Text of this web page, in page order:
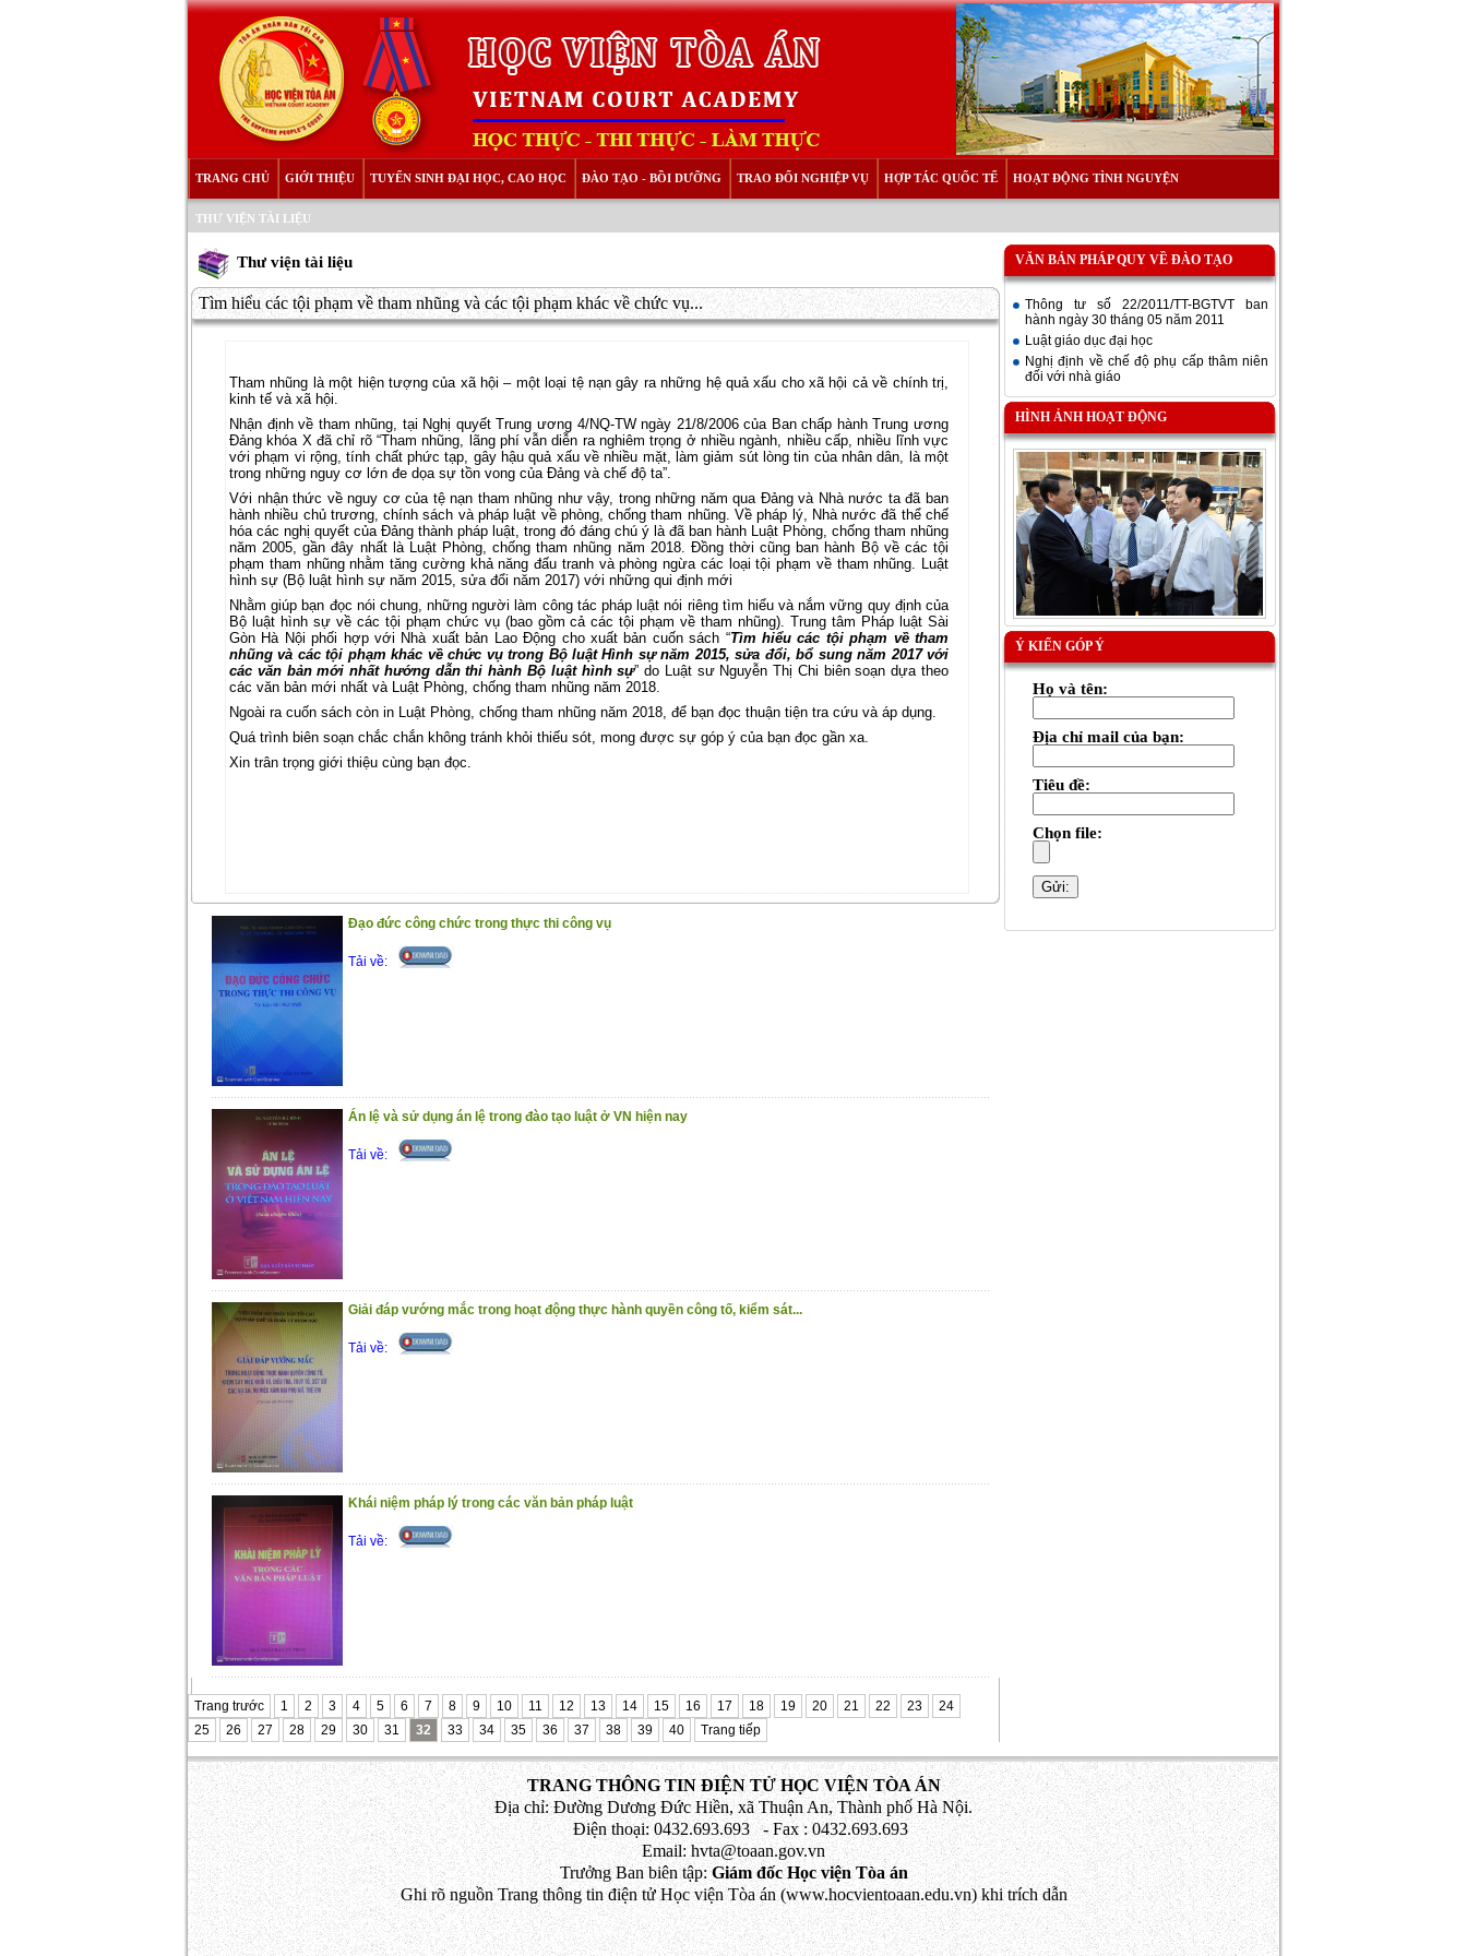
TRANG CHỦ GIỚI THIỆU TUYỂN SINH ĐẠI HỌC, CAO HỌC ĐÀO TẠO - BỒI DƯỠNG TRAO ĐỔI NGHIỆP VỤ HỢP TÁC QUỐC TẾ HOẠT ĐỘNG TÌNH NGUYỆN
THƯ VIỆN TÀI LIỆU
Thư viện tài liệu
Tìm hiểu các tội phạm về tham nhũng và các tội phạm khác về chức vụ...
Tham nhũng là một hiện tượng của xã hội – một loại tệ nạn gây ra những hệ quả xấu cho xã hội cả về chính trị,
kinh tế và xã hội.
Nhận định về tham nhũng, tại Nghị quyết Trung ương 4/NQ-TW ngày 21/8/2006 của Ban chấp hành Trung ương
Đảng khóa X đã chỉ rõ “Tham nhũng, lãng phí vẫn diễn ra nghiêm trọng ở nhiều ngành, nhiều cấp, nhiều lĩnh vực
với phạm vi rộng, tính chất phức tạp, gây hậu quả xấu về nhiều mặt, làm giảm sút lòng tin của nhân dân, là một
trong những nguy cơ lớn đe dọa sự tồn vong của Đảng và chế độ ta”.
Với nhận thức về nguy cơ của tệ nạn tham nhũng như vậy, trong những năm qua Đảng và Nhà nước ta đã ban
hành nhiều chủ trương, chính sách và pháp luật về phòng, chống tham nhũng. Về pháp lý, Nhà nước đã thể chế
hóa các nghị quyết của Đảng thành pháp luật, trong đó đáng chú ý là đã ban hành Luật Phòng, chống tham nhũng
năm 2005, gần đây nhất là Luật Phòng, chống tham nhũng năm 2018. Đồng thời cũng ban hành Bộ về các tội
phạm tham nhũng nhằm tăng cường khả năng đấu tranh và phòng ngừa các loại tội phạm về tham nhũng. Luật
hình sự (Bộ luật hình sự năm 2015, sửa đổi năm 2017) với những qui định mới
Nhằm giúp bạn đọc nói chung, những người làm công tác pháp luật nói riêng tìm hiểu và nắm vững quy định của
Bộ luật hình sự về các tội phạm chức vụ (bao gồm cả các tội phạm về tham nhũng). Trung tâm Pháp luật Sài
Gòn Hà Nội phối hợp với Nhà xuất bản Lao Động cho xuất bản cuốn sách “Tìm hiểu các tội phạm về tham
nhũng và các tội phạm khác về chức vụ trong Bộ luật Hình sự năm 2015, sửa đổi, bổ sung năm 2017 với
các văn bản mới nhất hướng dẫn thi hành Bộ luật hình sự” do Luật sư Nguyễn Thị Chi biên soạn dựa theo
các văn bản mới nhất và Luật Phòng, chống tham nhũng năm 2018.
Ngoài ra cuốn sách còn in Luật Phòng, chống tham nhũng năm 2018, để bạn đọc thuận tiện tra cứu và áp dụng.
Quá trình biên soạn chắc chắn không tránh khỏi thiếu sót, mong được sự góp ý của bạn đọc gần xa.
Xin trân trọng giới thiệu cùng bạn đọc.
Đạo đức công chức trong thực thi công vụ
Tải về:
Án lệ và sử dụng án lệ trong đào tạo luật ở VN hiện nay
Tải về:
Giải đáp vướng mắc trong hoạt động thực hành quyền công tố, kiểm sát...
Tải về:
Khái niệm pháp lý trong các văn bản pháp luật
Tải về:
Trang trước 1 2 3 4 5 6 7 8 9 10 11 12 13 14 15 16 17 18 19 20 21 22 23
24
25
26 27 28 29 30 31 32 33 34 35 36 37 38 39 40 Trang tiếp
VĂN BẢN PHÁP QUY VỀ ĐÀO TẠO
Thông tư số 22/2011/TT-BGTVT ban
hành ngày 30 tháng 05 năm 2011
Luật giáo dục đại học
Nghị định về chế độ phụ cấp thâm niên
đối với nhà giáo
HÌNH ẢNH HOẠT ĐỘNG
Ý KIẾN GÓP Ý
Họ và tên:
Địa chỉ mail của bạn:
Tiêu đề:
Chọn file:
TRANG THÔNG TIN ĐIỆN TỬ HỌC VIỆN TÒA ÁN
Địa chỉ: Đường Dương Đức Hiền, xã Thuận An, Thành phố Hà Nội.
Điện thoại: 0432.693.693 - Fax : 0432.693.693
Email: hvta@toaan.gov.vn
Trưởng Ban biên tập:Giám đốc Học viện Tòa án
Ghi rõ nguồn Trang thông tin điện tử Học viện Tòa án (www.hocvientoaan.edu.vn) khi trích dẫn